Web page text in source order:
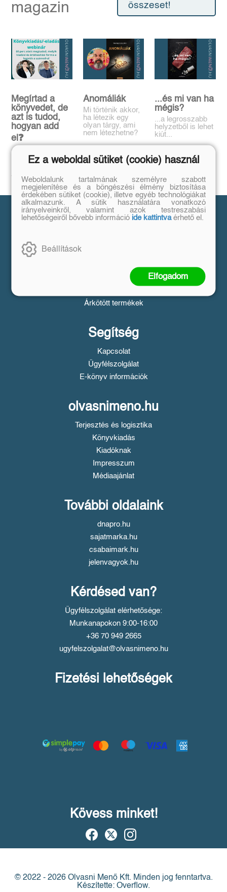
magazin
összeset!
Megírtad a
könyvedet, de
azt is tudod,
hogyan add
el❓️
Időpont: június
16., 18:00-19:00
Tovább
Anomáliák
Mi történik akkor,
ha létezik egy
olyan tárgy, ami
nem létezhetne?
...és mi van ha
mégis?
...a legrosszabb
helyzetből is lehet
kiút...
Vásárlás
Tájékoztató a Simple fizetésről
Adatvédelem
Árkötött termékek
Segítség
Kapcsolat
Ügyfélszolgálat
E-könyv információk
olvasnimeno.hu
Terjesztés és logisztika
Könyvkiadás
Kiadóknak
Impresszum
Médiaajánlat
További oldalaink
dnapro.hu
sajatmarka.hu
csabaimark.hu
jelenvagyok.hu
Kérdésed van?
Ügyfélszolgálat elérhetősége:
Munkanapokon 9:00-16:00
+36 70 949 2665
ugyfelszolgalat@olvasnimeno.hu
Fizetési lehetőségek
Kövess minket!
© 2022 - 2026 Olvasni Menő Kft. Minden jog fenntartva.
Készítette: Overflow.
Ez a weboldal sütiket (cookie) használ
Weboldalunk tartalmának személyre szabott
megjelenítése és a böngészési élmény biztosítása
érdekében sütiket (cookie), illetve egyéb technológiákat
alkalmazunk. A sütik használatára vonatkozó
irányelveinkről, valamint azok testreszabási
lehetőségeiről bővebb információ ide kattintvaérhető el.
Beállítások
Elfogadom